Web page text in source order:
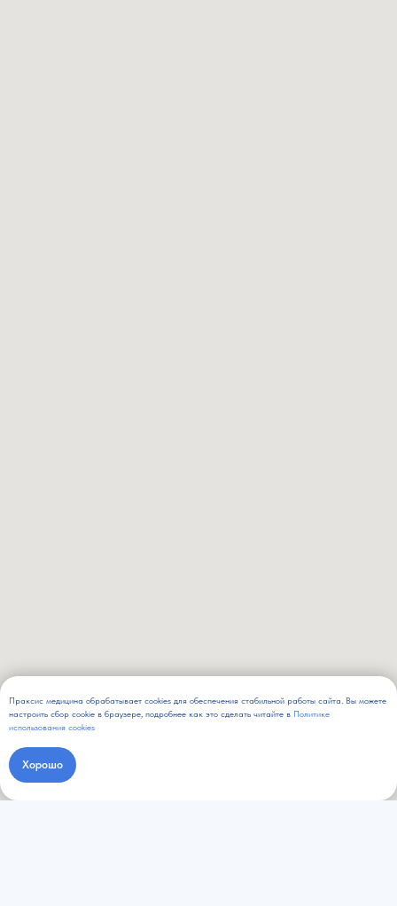
Праксис медицина обрабатывает cookies для обеспечения стабильной работы сайта. Вы можете
настроить сбор cookie в браузере, подробнее как это сделать читайте в Политике
использования cookies
Хорошо